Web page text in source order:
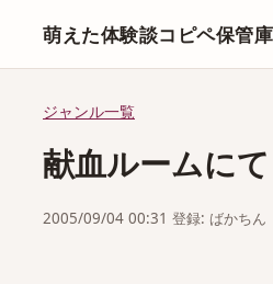
萌えた体験談コピペ保管庫
ジャンル一覧
献血ルームにて
2005/09/04 00:31 登録: ばかちん